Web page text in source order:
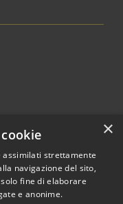
© 2026 • Comune di
×
assimilati strettamente
navigazione del sito,
fine di elaborare
e anonime.